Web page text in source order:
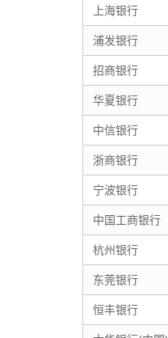
上海银行
浦发银行
招商银行
华夏银行
中信银行
浙商银行
宁波银行
中国工商银行
杭州银行
东莞银行
恒丰银行